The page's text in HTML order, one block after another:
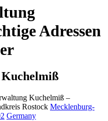
Adressen
Kuchelmiß –
Rostock Mecklenburg-
Germany